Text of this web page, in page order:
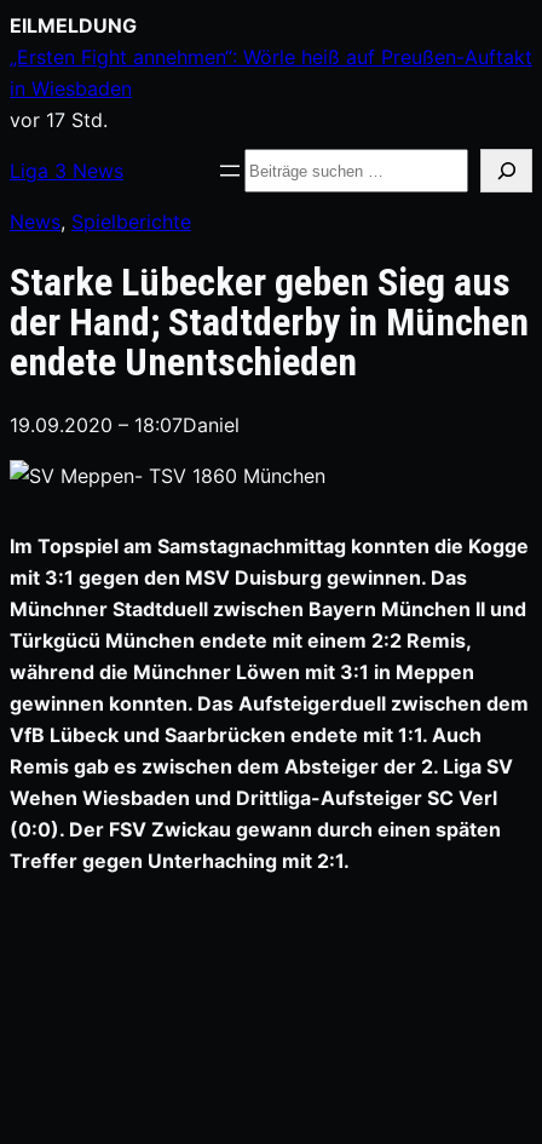
Zum
Inhalt
springen
EILMELDUNG
„Ersten Fight annehmen“: Wörle heiß auf Preußen-Auftakt
in Wiesbaden
vor 17 Std.
Liga 3 News Suche
News, Spielberichte
Starke Lübecker geben Sieg aus
der Hand; Stadtderby in München
endete Unentschieden
19.09.2020 – 18:07Daniel
Im Topspiel am Samstagnachmittag konnten die Kogge
mit 3:1 gegen den MSV Duisburg gewinnen. Das
Münchner Stadtduell zwischen Bayern München II und
Türkgücü München endete mit einem 2:2 Remis,
während die Münchner Löwen mit 3:1 in Meppen
gewinnen konnten. Das Aufsteigerduell zwischen dem
VfB Lübeck und Saarbrücken endete mit 1:1. Auch
Remis gab es zwischen dem Absteiger der 2. Liga SV
Wehen Wiesbaden und Drittliga-Aufsteiger SC Verl
(0:0). Der FSV Zwickau gewann durch einen späten
Treffer gegen Unterhaching mit 2:1.